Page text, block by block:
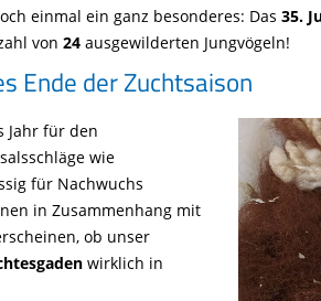
einmal ein ganz besonderes: Das 35.
von 24 ausgewilderten Jungvögeln!
Ende der Zuchtsaison
Jahr für den
wie
für Nachwuchs
in Zusammenhang mit
ob unser
wirklich in